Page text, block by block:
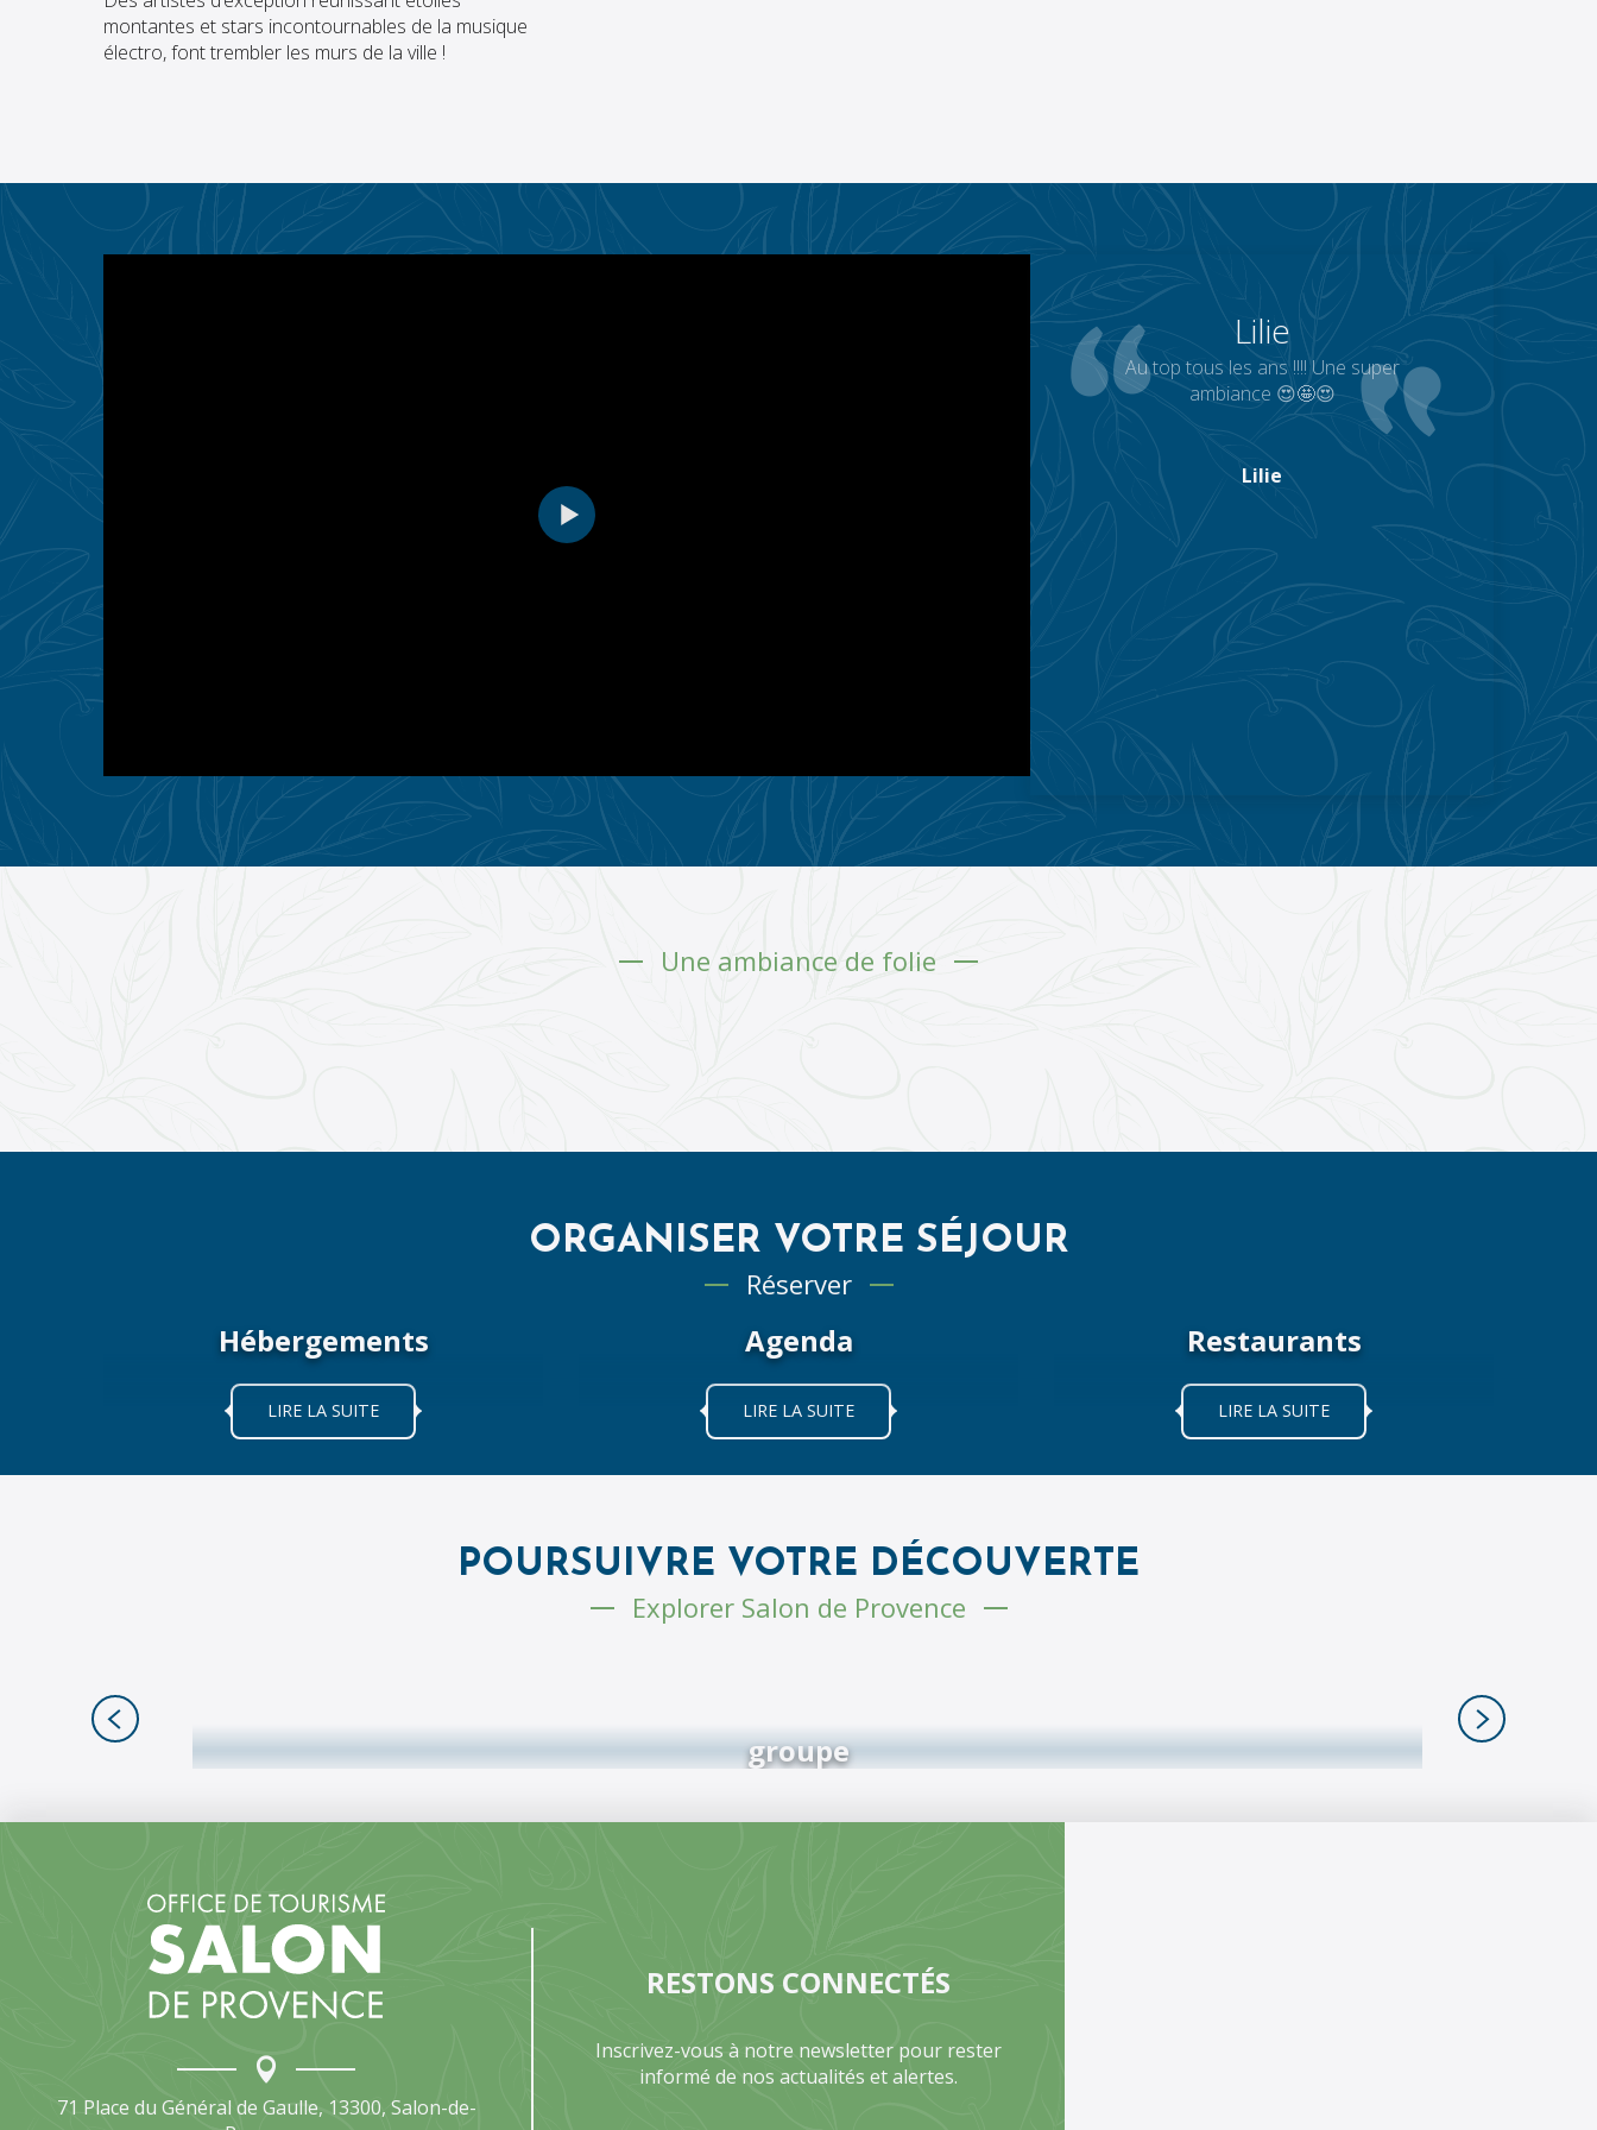
montantes et stars incontournables de la musique
électro, font trembler les murs de la ville !
Lilie
Au top tous les ans !!!! Une super
ambiance 😍🤩😍
Lilie
Une ambiance de folie
ORGANISER VOTRE SÉJOUR
Réserver
Hébergements
LIRE LA SUITE
Agenda
LIRE LA SUITE
Restaurants
LIRE LA SUITE
POURSUIVRE VOTRE DÉCOUVERTE
Explorer Salon de Provence
groupe
71 Place du Général de Gaulle, 13300, Salon-de-
RESTONS CONNECTÉS
Inscrivez-vous à notre newsletter pour rester
informé de nos actualités et alertes.